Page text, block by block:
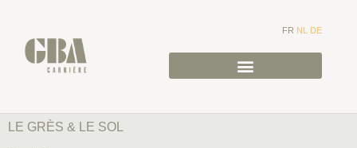
FR NL DE
LE GRÈS & LE SOL